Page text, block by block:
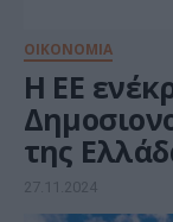
ΟΙΚΟΝΟΜΙΑ
Η ΕΕ
της
του
27.11.2024